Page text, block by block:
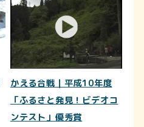
かえる合戦｜平成10年度
「ふるさと発見！ビデオコ
ンテスト」優秀賞